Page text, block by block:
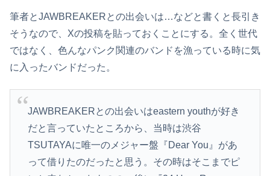
筆者とJAWBREAKERとの出会いは…などと書くと長引き
そうなので、Xの投稿を貼っておくことにする。全く世代
ではなく、色んなパンク関連のバンドを漁っている時に気
に入ったバンドだった。
JAWBREAKERとの出会いはeastern youthが好き
だと言っていたところから、当時は渋谷
TSUTAYAに唯一のメジャー盤『Dear You』があ
って借りたのだったと思う。その時はそこまでピ